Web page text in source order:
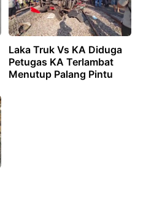
Laka Truk Vs KA Diduga
Petugas KA Terlambat
Menutup Palang Pintu